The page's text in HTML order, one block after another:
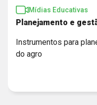
Mídias Educativas
Planejamento e
Instrumentos para
do agro